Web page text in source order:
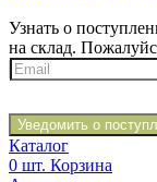
Узнать о
на склад.
Уведомить о
Каталог
0 шт. Корзина